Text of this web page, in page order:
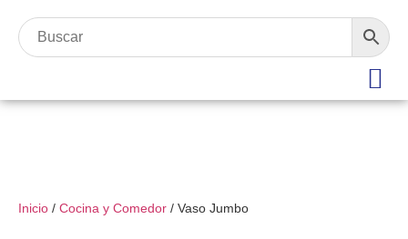
Inicio / Cocina y Comedor / Vaso Jumbo